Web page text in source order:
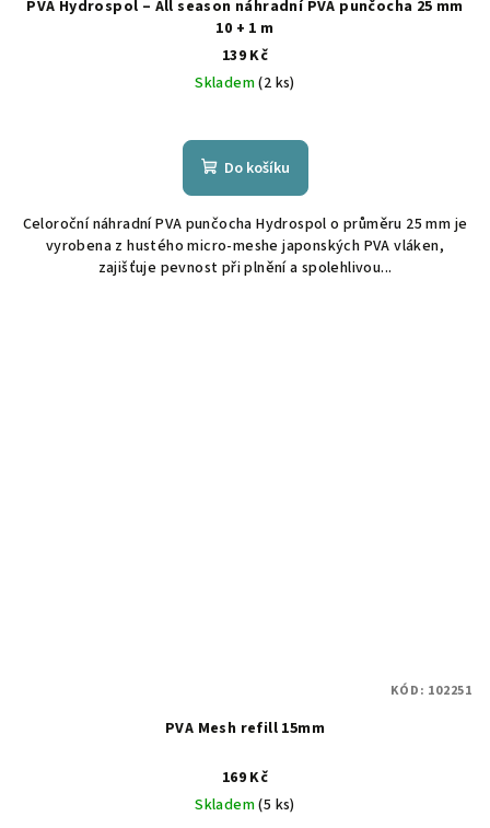
PVA Hydrospol – All season náhradní PVA punčocha 25 mm
10 + 1 m
139 Kč
Skladem(2 ks)
Do košíku
Celoroční náhradní PVA punčocha Hydrospol o průměru 25 mm je
vyrobena z hustého micro-meshe japonských PVA vláken,
zajišťuje pevnost při plnění a spolehlivou...
PVA Mesh refill 15mm
169 Kč
Skladem(5 ks)
KÓD: 102251